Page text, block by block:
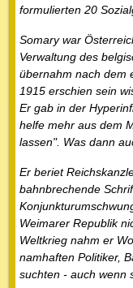
formulierten 20
Somary war
Verwaltung des
übernahm nach dem
1915 erschien sein
Er gab in der
helfe mehr aus dem
lassen". Was dann
Er beriet
bahnbrechende
Weimarer Republik
Weltkrieg nahm er
namhaften Politiker,
suchten - auch wenn